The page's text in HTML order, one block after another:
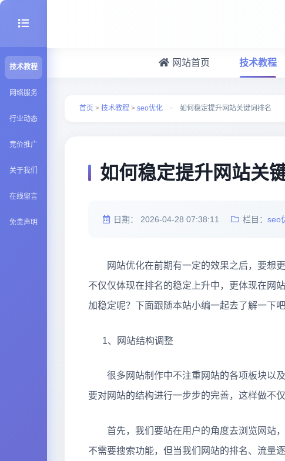
技术教程
seo优化
网络服务
行业动态
竞价推广
关于我们
在线留言
免责声明
网站首页 技术教程
首页 > 技术教程 > seo优化 > 如何稳定提升网站关键词排名
如何稳定提升网站关
日期： 2026-04-28 07:38:11 栏目： seo
网站优化在前期有一定的效果之后，要想更
不仅仅体现在排名的稳定上升中，更体现在网
加稳定呢？下面跟随本站小编一起去了解一下吧
1、网站结构调整
很多网站制作中不注重网站的各项板块以及
要对网站的结构进行一步步的完善，这样做不
首先，我们要站在用户的角度去浏览网站，
不需要搜索功能，但当我们网站的排名、流量